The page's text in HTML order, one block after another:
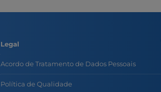
Legal
Acordo de Tratamento de Dados Pessoais
Política de Qualidade